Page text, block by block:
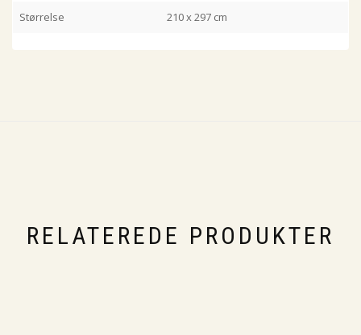
Størrelse 210 x 297 cm
RELATEREDE PRODUKTER